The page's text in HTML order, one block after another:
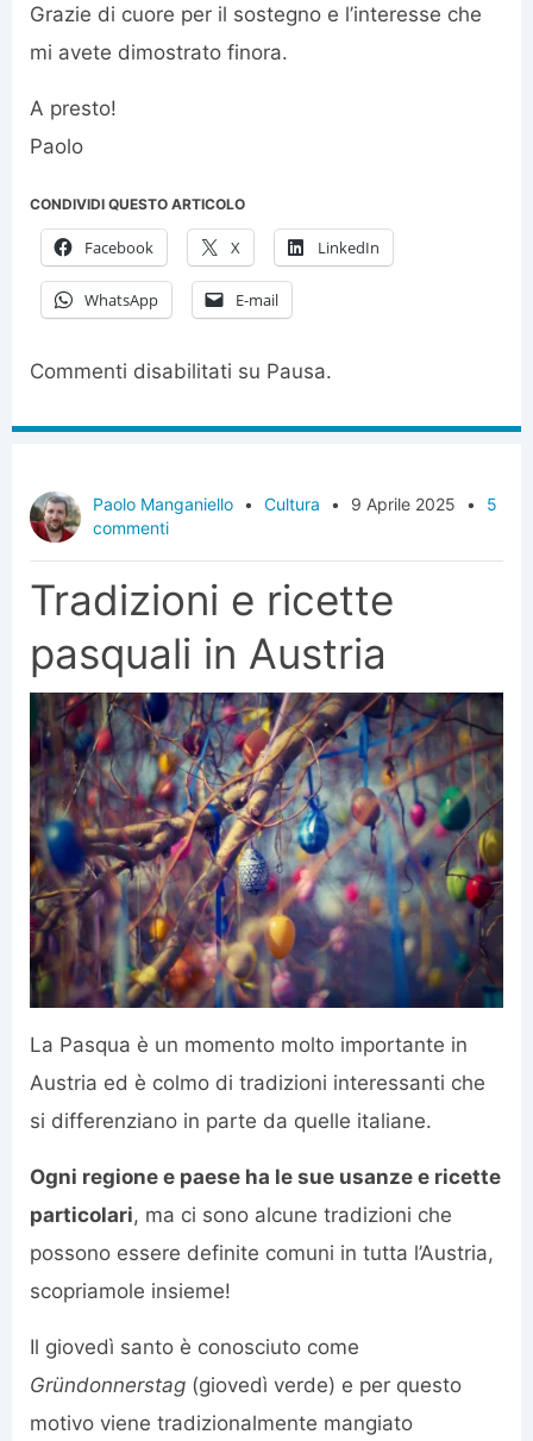
Grazie di cuore per il sostegno e l’interesse che
mi avete dimostrato finora.
A presto!
Paolo
CONDIVIDI QUESTO ARTICOLO
Facebook X LinkedIn
WhatsApp E-mail
Commenti disabilitati su Pausa.
Paolo Manganiello • Cultura • 9 Aprile 2025 •
5
commenti
Tradizioni e ricette
pasquali in Austria
La Pasqua è un momento molto importante in
Austria ed è colmo di tradizioni interessanti che
si differenziano in parte da quelle italiane.
Ogni regione e paese ha le sue usanze e ricette
particolari, ma ci sono alcune tradizioni che
possono essere definite comuni in tutta l’Austria,
scopriamole insieme!
Il giovedì santo è conosciuto come
Gründonnerstag (giovedì verde) e per questo
motivo viene tradizionalmente mangiato